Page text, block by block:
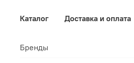
Каталог Доставка и оплата
Бренды